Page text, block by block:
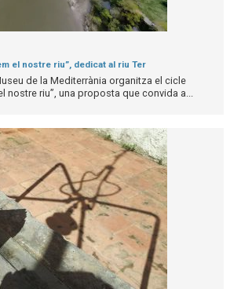
el nostre riu”, dedicat al riu Ter
de la Mediterrània organitza el cicle
nostre riu”, una proposta que convida a...